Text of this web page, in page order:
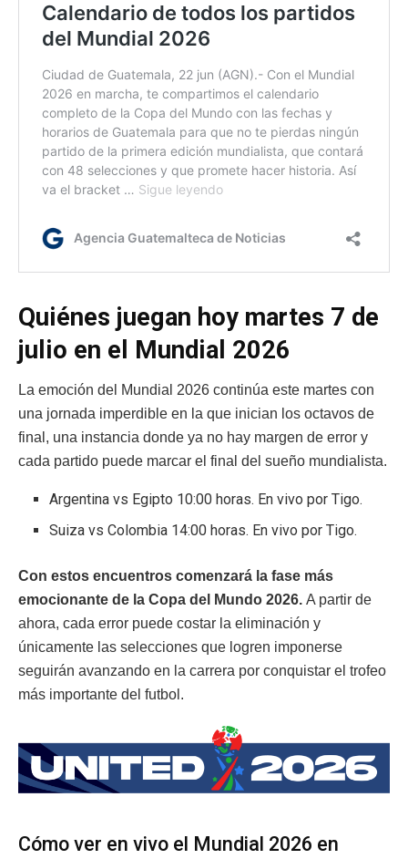
Quiénes juegan hoy martes 7 de
julio en el Mundial 2026
La emoción del Mundial 2026 continúa este martes con
una jornada imperdible en la que inician los octavos de
final, una instancia donde ya no hay margen de error y
cada partido puede marcar el final del sueño mundialista.
Argentina vs Egipto 10:00 horas. En vivo por Tigo.
Suiza vs Colombia 14:00 horas. En vivo por Tigo.
Con estos encuentros comenzará la fase más
emocionante de la Copa del Mundo 2026. A partir de
ahora, cada error puede costar la eliminación y
únicamente las selecciones que logren imponerse
seguirán avanzando en la carrera por conquistar el trofeo
más importante del futbol.
Cómo ver en vivo el Mundial 2026 en